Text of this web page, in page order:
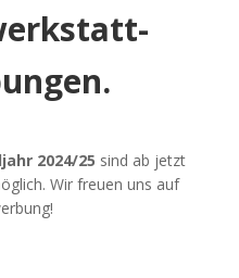
2024/25 sind ab jetzt
Wir freuen uns auf